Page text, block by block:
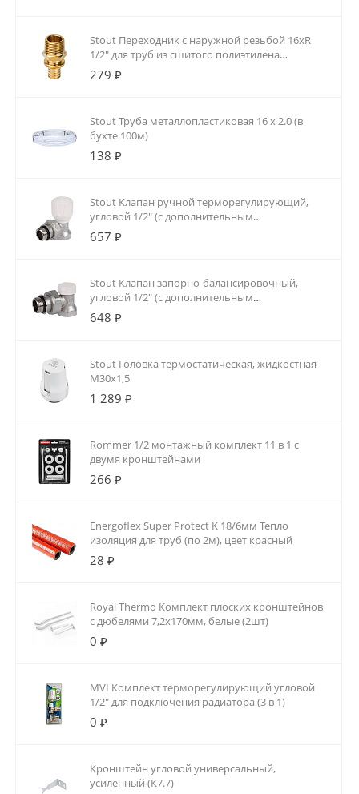
Stout Переходник с наружной резьбой 16xR
1/2" для труб из сшитого полиэтилена
аксиальный
279 ₽
Stout Труба металлопластиковая 16 х 2.0 (в
бухте 100м)
138 ₽
Stout Клапан ручной терморегулирующий,
угловой 1/2" (с дополнительным
уплотнением)
657 ₽
Stout Клапан запорно-балансировочный,
угловой 1/2" (с дополнительным
уплотнением)
648 ₽
Stout Головка термостатическая, жидкостная
M30x1,5
1 289 ₽
Rommer 1/2 монтажный комплект 11 в 1 с
двумя кронштейнами
266 ₽
Energoflex Super Protect K 18/6мм Тепло
изоляция для труб (по 2м), цвет красный
28 ₽
Royal Thermo Комплект плоских кронштейнов
с дюбелями 7,2х170мм, белые (2шт)
0 ₽
MVI Комплект терморегулирующий угловой
1/2" для подключения радиатора (3 в 1)
0 ₽
Кронштейн угловой универсальный,
усиленный (К7.7)